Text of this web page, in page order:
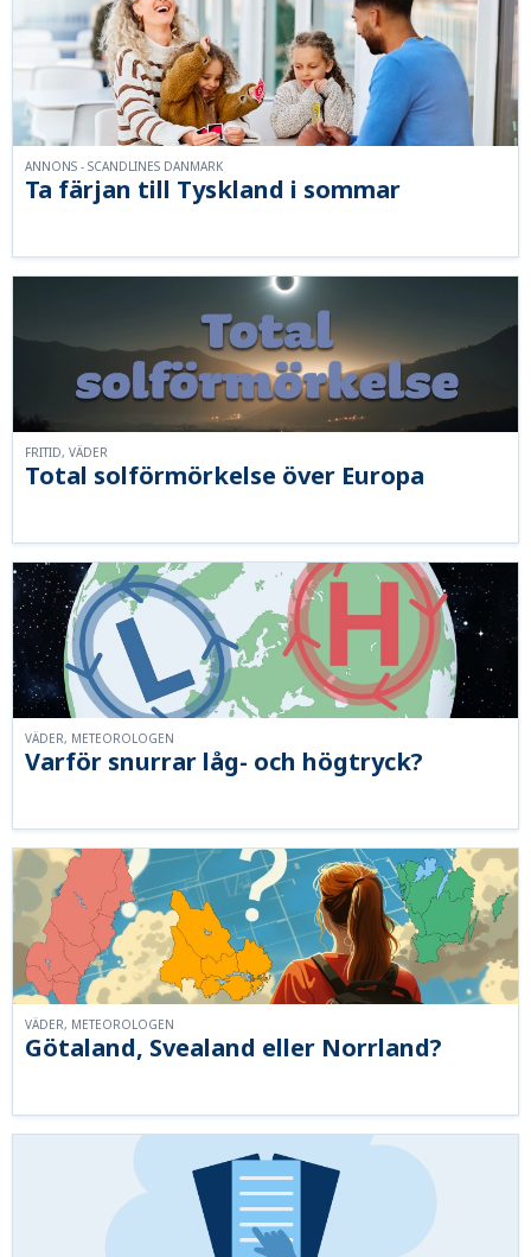
Ta färjan till Tyskland i sommar
ANNONS - SCANDLINES DANMARK
Total solförmörkelse över Europa
FRITID, VÄDER
Varför snurrar låg- och högtryck?
VÄDER, METEOROLOGEN
Götaland, Svealand eller Norrland?
VÄDER, METEOROLOGEN